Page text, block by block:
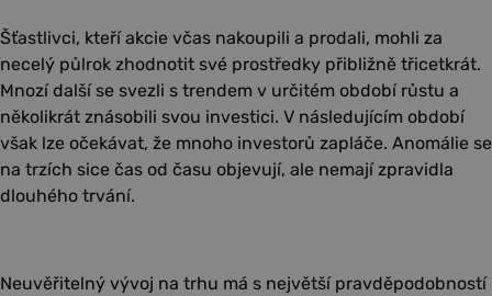
Šťastlivci, kteří akcie včas nakoupili a prodali, mohli za
necelý půlrok zhodnotit své prostředky přibližně třicetkrát.
Mnozí další se svezli s trendem v určitém období růstu a
několikrát znásobili svou investici. V následujícím období
však lze očekávat, že mnoho investorů zapláče. Anomálie se
na trzích sice čas od času objevují, ale nemají zpravidla
dlouhého trvání.
Neuvěřitelný vývoj na trhu má s největší pravděpodobností